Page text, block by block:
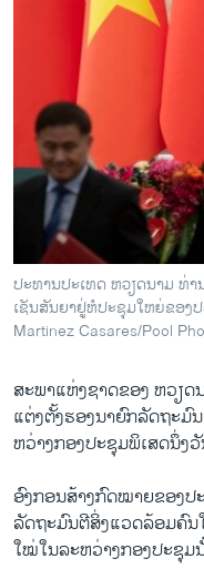
ອິດສະຫຼະພາບດ້ານການຂ່າວ
ຊີວິດຊາວລາວ
ຊຸມຊົນຊາວລາວ
ວິທະຍາສາດ-ເທັກໂນໂລຈີ
ທຸລະກິດ
ພາສາອັງກິດ
ວີດີໂອ
ສຽງ
ລາຍງານ
ປະ​ທານ​ປະ​ເທດ ຫວຽດ​ນາມ ທ່
ເຊັນ​ສັນ​ຍາ​ຢູ່​ຫໍ​ປະ​ຊຸມ​ໃຫຍ່​ຂອງ​
Martinez Casares/Pool
ສະ​ພາ​ແຫ່ງ​ຊາດ​ຂອງ ຫວຽ
ແຕ່ງ​ຕັ້ງ​ຮອງ​ນາ​ຍົກ​ລັດ​ຖະ​ມົ
ຫວ່າງກອງ​ປະ​ຊຸມ​ພິ​ເສດ​ນຶ່ງ
ອົງ​ກອນ​ສ້າງ​ກົດ​ໝາຍ​ຂອງ​ປ
ລັດ​ຖະ​ມົນ​ຕີ​ສິ່ງ​ແວດ​ລ້ອມ​ຄົ
ໃໝ່​ໃນ​ລະ​ຫວ່າງກອງ​ປ​ະ​ຊຸມ​